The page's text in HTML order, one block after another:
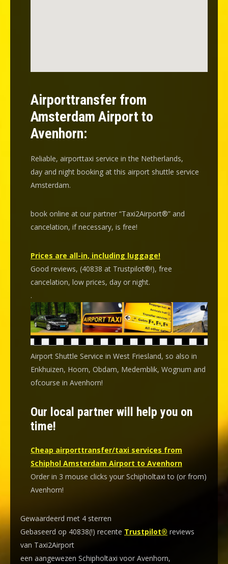
Airporttransfer from
Amsterdam Airport to
Avenhorn:
Reliable, airporttaxi service in the Netherlands,
day and night booking at this airport shuttle service
Amsterdam.
book online at our partner “Taxi2Airport®” and
cancelation, if necessary, is free!
Prices are all-in, including luggage!
Good reviews, (40838 at Trustpilot®!), free
cancelation, low prices, day or night.
.
Airport Shuttle Service in West Friesland, so also in
Enkhuizen, Hoorn, Obdam, Medemblik, Wognum and
ofcourse in Avenhorn!
Our local partner will help you on
time!
Cheap airporttransfer/taxi services from
Schiphol Amsterdam Airport to Avenhorn
Order in 3 mouse clicks your Schipholtaxi to (or from)
Avenhorn!
Gewaardeerd met 4 sterren
Gebaseerd op 40838(!) recente Trustpilot® reviews
van Taxi2Airport
een aangewezen Schipholtaxi voor Avenhorn,